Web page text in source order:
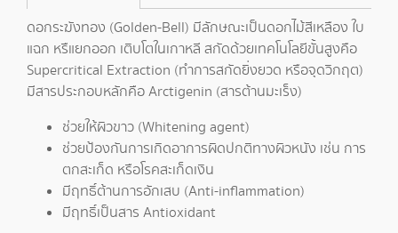
ดอกระฆังทอง (Golden-Bell) มีลักษณะเป็นดอกไม้สีเหลือง ใบ
แฉก หรืแยกออก เติบโตในเกาหลี สกัดด้วยเทคโนโลยีขั้นสูงคือ
Supercritical Extraction (ทำการสกัดยิ่งยวด หรือจุดวิกฤต)
มีสารประกอบหลักคือ Arctigenin (สารต้านมะเร็ง)
ช่วยให้ผิวขาว (Whitening agent)
ช่วยป้องกันการเกิดอาการผิดปกติทางผิวหนัง เช่น การ
ตกสะเก็ด หรือโรคสะเก็ดเงิน
มีฤทธิ์ต้านการอักเสบ (Anti-inflammation)
มีฤทธิ์เป็นสาร Antioxidant